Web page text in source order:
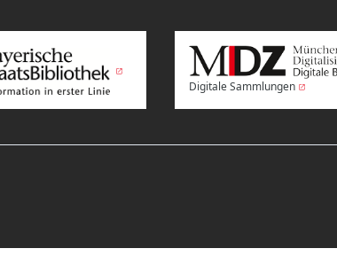
Digitale Sammlungen